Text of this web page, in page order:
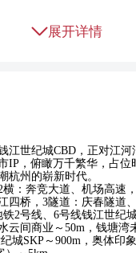
展开详情
世纪城CBD，正对江河
IP，俯瞰万千繁华，占位
杭州的崭新时代。
：奔竞大道、机场高速，
四桥，3隧道：庆春隧道
2号线、6号线钱江世纪
间商业～50m，钱塘湾
城SKP～900m，奥体印